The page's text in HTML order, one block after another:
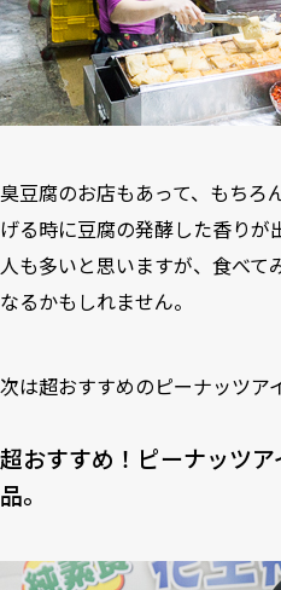
臭豆腐のお店もあって、もちろ
げる時に豆腐の発酵した香りが
人も多いと思いますが、食べて
なるかもしれません。
次は超おすすめのピーナッツア
超おすすめ！ピーナッツ
品。